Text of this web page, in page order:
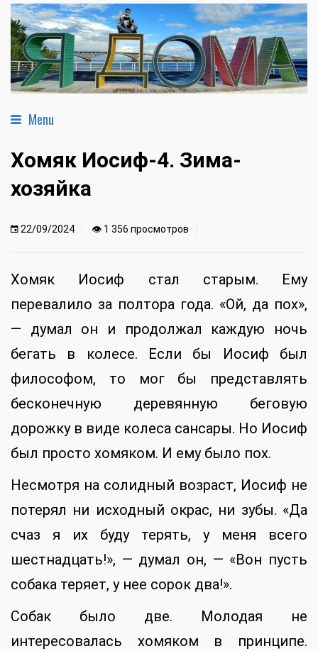
Menu
Хомяк Иосиф-4. Зима-
хозяйка
22/09/2024 👁 1 356 просмотров
Хомяк Иосиф стал старым. Ему
перевалило за полтора года. «Ой, да пох»,
— думал он и продолжал каждую ночь
бегать в колесе. Если бы Иосиф был
философом, то мог бы представлять
бесконечную деревянную беговую
дорожку в виде колеса сансары. Но Иосиф
был просто хомяком. И ему было пох.
Несмотря на солидный возраст, Иосиф не
потерял ни исходный окрас, ни зубы. «Да
счаз я их буду терять, у меня всего
шестнадцать!», — думал он, — «Вон пусть
собака теряет, у нее сорок два!».
Собак было две. Молодая не
интересовалась хомяком в принципе.